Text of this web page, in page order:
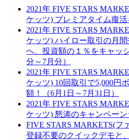
2021年 FIVE STARS
ケッツ) プレミアタイム復活
2021年 FIVE STARS
ケッツ) ハイロー取引の月
へ、投資額の１％をキャッ
分～7月分）
2021年 FIVE STARS
ケッツ) 10回取引で5,000円
額！（6月1日～7月31日）
2021年 FIVE STARS
ケッツ) 怒涛のキャンペーン
FIVE STARS MARKETS(フ
登録不要のクイックデモと